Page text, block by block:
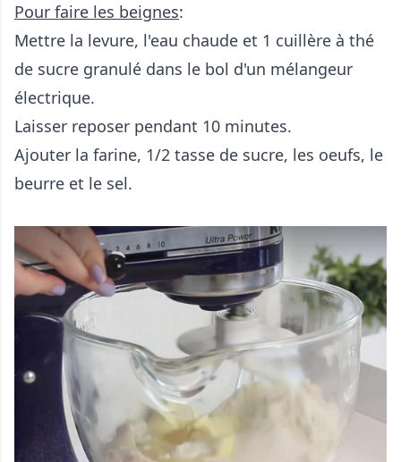
Pour faire les beignes:
Mettre la levure, l'eau chaude et 1 cuillère à thé
de sucre granulé dans le bol d'un mélangeur
électrique.
Laisser reposer pendant 10 minutes.
Ajouter la farine, 1/2 tasse de sucre, les oeufs, le
beurre et le sel.